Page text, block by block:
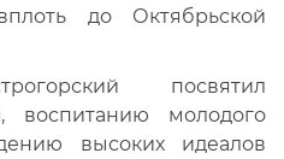
до Октябрьской
посвятил
воспитанию молодого
высоких идеалов